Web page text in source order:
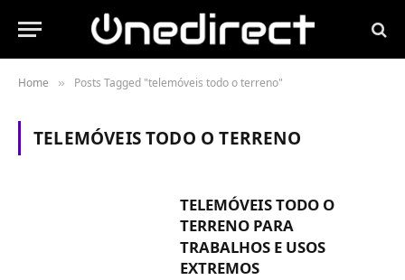
Home » Posts Tagged "telemóveis todo o terreno"
TELEMÓVEIS TODO O TERRENO
TELEMÓVEIS TODO O
TERRENO PARA
TRABALHOS E USOS
EXTREMOS